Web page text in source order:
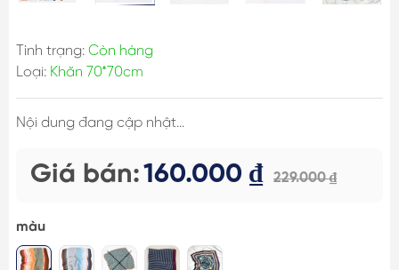
Tình trạng: Còn hàng
Loại: Khăn 70*70cm
Nội dung đang cập nhật...
Giá bán:160.000 ₫ 229.000 ₫
màu